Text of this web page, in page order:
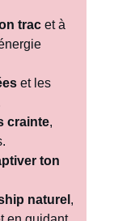
trac et à
et les
crainte,
ton
naturel ,